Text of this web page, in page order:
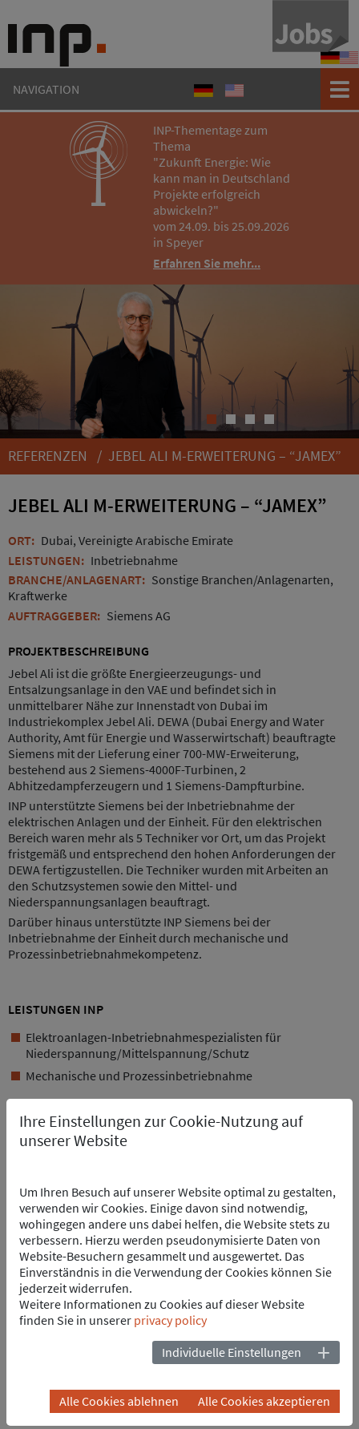
NAVIGATION ReferenzenReferences
INP-Thementage zum
Thema
"Zukunft Energie: Wie
kann man in Deutschland
Projekte erfolgreich
abwickeln?"
vom 24.09. bis 25.09.2026
in Speyer
Erfahren Sie mehr...
1 2 3 4
REFERENZEN / JEBEL ALI M-ERWEITERUNG – “JAMEX”
JEBEL ALI M-ERWEITERUNG – “JAMEX”
ORT: Dubai, Vereinigte Arabische Emirate
LEISTUNGEN: Inbetriebnahme
BRANCHE/ANLAGENART: Sonstige Branchen/Anlagenarten,
Kraftwerke
AUFTRAGGEBER: Siemens AG
PROJEKTBESCHREIBUNG
Jebel Ali ist die größte Energieerzeugungs- und
Entsalzungsanlage in den VAE und befindet sich in
unmittelbarer Nähe zur Innenstadt von Dubai im
Industriekomplex Jebel Ali. DEWA (Dubai Energy and Water
Authority, Amt für Energie und Wasserwirtschaft) beauftragte
Siemens mit der Lieferung einer 700-MW-Erweiterung,
bestehend aus 2 Siemens-4000F-Turbinen, 2
Abhitzedampferzeugern und 1 Siemens-Dampfturbine.
INP unterstützte Siemens bei der Inbetriebnahme der
elektrischen Anlagen und der Einheit. Für den elektrischen
Bereich waren mehr als 5 Techniker vor Ort, um das Projekt
fristgemäß und entsprechend den hohen Anforderungen der
DEWA fertigzustellen. Die Techniker wurden mit Arbeiten an
den Schutzsystemen sowie den Mittel- und
Niederspannungsanlagen beauftragt.
Darüber hinaus unterstützte INP Siemens bei der
Inbetriebnahme der Einheit durch mechanische und
Prozessinbetriebnahmekompetenz.
LEISTUNGEN INP
Elektroanlagen-Inbetriebnahmespezialisten für
Niederspannung/Mittelspannung/Schutz
Mechanische und Prozessinbetriebnahme
ANSPRECHPARTNER
Thomas Jäger
Geschäftsführer
INP Schweiz AG
Spinnereistrasse 3
5300 Turgi
vCard
Ihre Einstellungen zur Cookie-Nutzung auf
unserer Website
Um Ihren Besuch auf unserer Website optimal zu gestalten,
verwenden wir Cookies. Einige davon sind notwendig,
wohingegen andere uns dabei helfen, die Website stets zu
verbessern. Hierzu werden pseudonymisierte Daten von
Website-Besuchern gesammelt und ausgewertet. Das
Einverständnis in die Verwendung der Cookies können Sie
jederzeit widerrufen.
Weitere Informationen zu Cookies auf dieser Website
finden Sie in unserer privacy policy
Individuelle Einstellungen
Alle Cookies ablehnen Alle Cookies akzeptieren